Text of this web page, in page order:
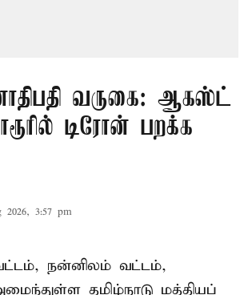
வருகை: ஆகஸ்ட்
டிரோன் பறக்க
2026, 3:57 pm
நன்னிலம் வட்டம்,
தமிழ்நாடு மத்தியப்